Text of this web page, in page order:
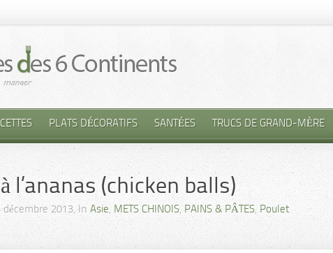
PLATS DÉCORATIFS SANTÉES TRUCS DE GRAND-MÈRE
l’ananas (chicken balls)
décembre 2013, InAsie, METS CHINOIS, PAINS & PÂTES,Poulet